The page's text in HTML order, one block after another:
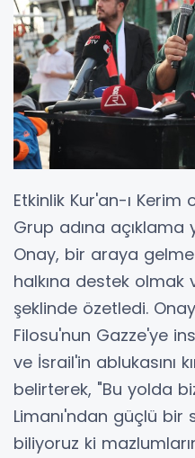
Etkinlik Kur'an-ı Kerim
Grup adına
Onay, bir araya
halkına destek olmak
şeklinde özetledi.
Filosu'nun Gazze'ye
ve İsrail'in ablukasını
belirterek, "Bu yolda
Limanı'ndan güçlü
biliyoruz ki